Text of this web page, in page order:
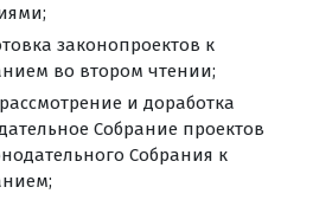
законопроектов к
во втором чтении;
и доработка
Собрание проектов
Собрания к